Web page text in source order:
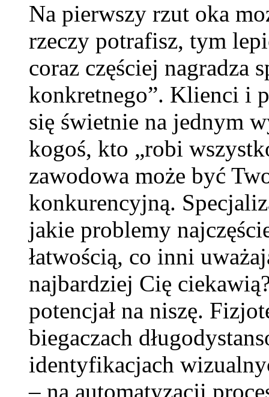
Na pierwszy rzut oka
rzeczy potrafisz, tym
coraz częściej nagradza
konkretnego”. Klienci i
się świetnie na jednym
kogoś, kto „robi
zawodowa może być
konkurencyjną.
jakie problemy
łatwością, co inni
najbardziej Cię
potencjał na niszę.
biegaczach
identyfikacjach
– na automatyzacji